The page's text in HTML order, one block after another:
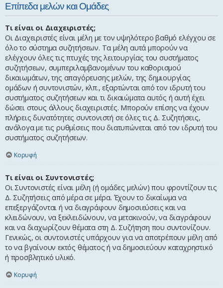
Επίπεδα μελών και Ομάδες
Τι είναι οι Διαχειριστές;
Οι Διαχειριστές είναι μέλη με τον υψηλότερο βαθμό ελέγχου σε
όλο το σύστημα συζητήσεων. Τα μέλη αυτά μπορούν να
ελέγχουν όλες τις πτυχές της λειτουργίας του συστήματος
συζητήσεων, συμπεριλαμβανομένων του καθορισμού
δικαιωμάτων, της απαγόρευσης μελών, της δημιουργίας
ομάδων ή συντονιστών, κλπ., εξαρτώνται από τον ιδρυτή του
συστήματος συζητήσεων και τι δικαιώματα αυτός ή αυτή έχει
δώσει στους άλλους διαχειριστές. Μπορούν επίσης να έχουν
πλήρεις δυνατότητες συντονιστή σε όλες τις Δ. Συζητήσεις,
ανάλογα με τις ρυθμίσεις που διατυπώνεται από τον ιδρυτή του
συστήματος συζητήσεων.
Κορυφή
Τι είναι οι Συντονιστές;
Οι Συντονιστές είναι μέλη (ή ομάδες μελών) που φροντίζουν τις
Δ. Συζητήσεις από μέρα σε μέρα. Έχουν το δικαίωμα να
επεξεργάζονται ή να διαγράφουν δημοσιεύσεις και να
κλειδώνουν, να ξεκλειδώνουν, να μετακινούν, να διαγράφουν
και να διαχωρίζουν θέματα στη Δ. Συζήτηση που συντονίζουν.
Γενικώς, οι συντονιστές υπάρχουν για να αποτρέπουν μέλη από
το να βγαίνουν εκτός θέματος ή να δημοσιεύουν καταχρηστικό
ή προσβλητικό υλικό.
Κορυφή